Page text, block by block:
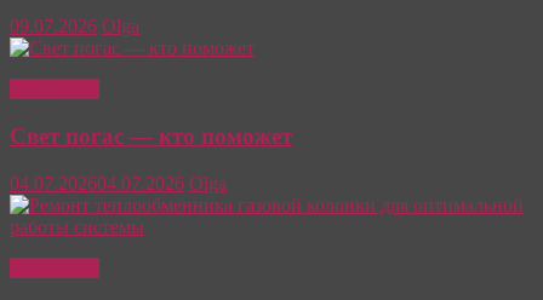
09.07.2026 Olga
Свет погас — кто поможет
04.07.202604.07.2026 Olga